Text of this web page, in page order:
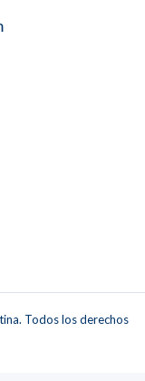
Todos los derechos